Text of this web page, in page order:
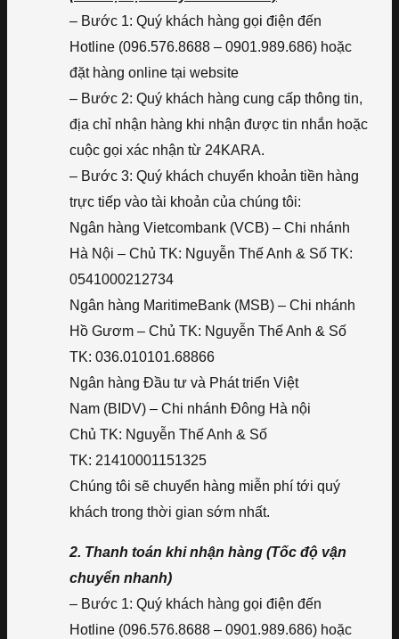
– Bước 1: Quý khách hàng gọi điện đến
Hotline (096.576.8688 – 0901.989.686) hoặc
đặt hàng online tại website
– Bước 2: Quý khách hàng cung cấp thông tin,
địa chỉ nhận hàng khi nhận được tin nhắn hoặc
cuộc gọi xác nhận từ 24KARA.
– Bước 3: Quý khách chuyển khoản tiền hàng
trực tiếp vào tài khoản của chúng tôi:
Ngân hàng Vietcombank (VCB) – Chi nhánh
Hà Nội – Chủ TK: Nguyễn Thế Anh & Số TK:
0541000212734
Ngân hàng MaritimeBank (MSB) – Chi nhánh
Hồ Gươm – Chủ TK: Nguyễn Thế Anh & Số
TK: 036.010101.68866
Ngân hàng Đầu tư và Phát triển Việt
Nam (BIDV) – Chi nhánh Đông Hà nội
Chủ TK: Nguyễn Thế Anh & Số
TK: 21410001151325
Chúng tôi sẽ chuyển hàng miễn phí tới quý
khách trong thời gian sớm nhất.
2. Thanh toán khi nhận hàng (Tốc độ vận
chuyển nhanh)
– Bước 1: Quý khách hàng gọi điện đến
Hotline (096.576.8688 – 0901.989.686) hoặc